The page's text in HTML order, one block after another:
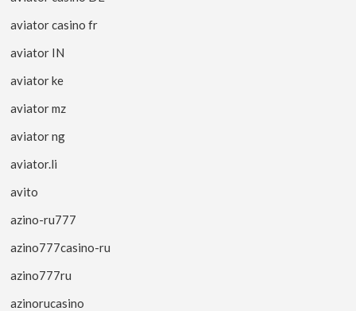
aviator casino fr
aviator IN
aviator ke
aviator mz
aviator ng
aviator.li
avito
azino-ru777
azino777casino-ru
azino777ru
azinorucasino